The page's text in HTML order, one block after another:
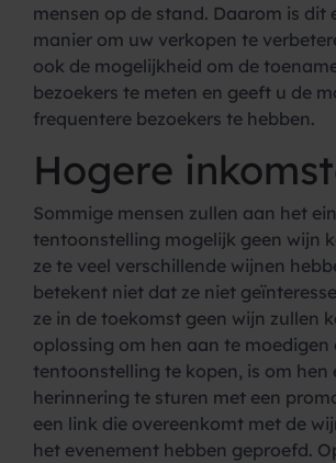
mensen op de stand. Daarom is dit
manier om uw verkopen te
ook de mogelijkheid om de
bezoekers te meten en geeft u de
frequentere bezoekers te hebben.
Hogere
Sommige mensen zullen aan het
tentoonstelling mogelijk geen wijn
ze te veel verschillende wijnen
betekent niet dat ze niet
ze in de toekomst geen wijn zullen
oplossing om hen aan te moedigen
tentoonstelling te kopen, is om hen
herinnering te sturen met een
een link die overeenkomt met de
het evenement hebben geproefd.